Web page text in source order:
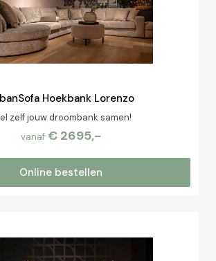
Hoekbank Lorenzo
zelf jouw droombank samen!
vanaf € 2695,-
Online bestellen